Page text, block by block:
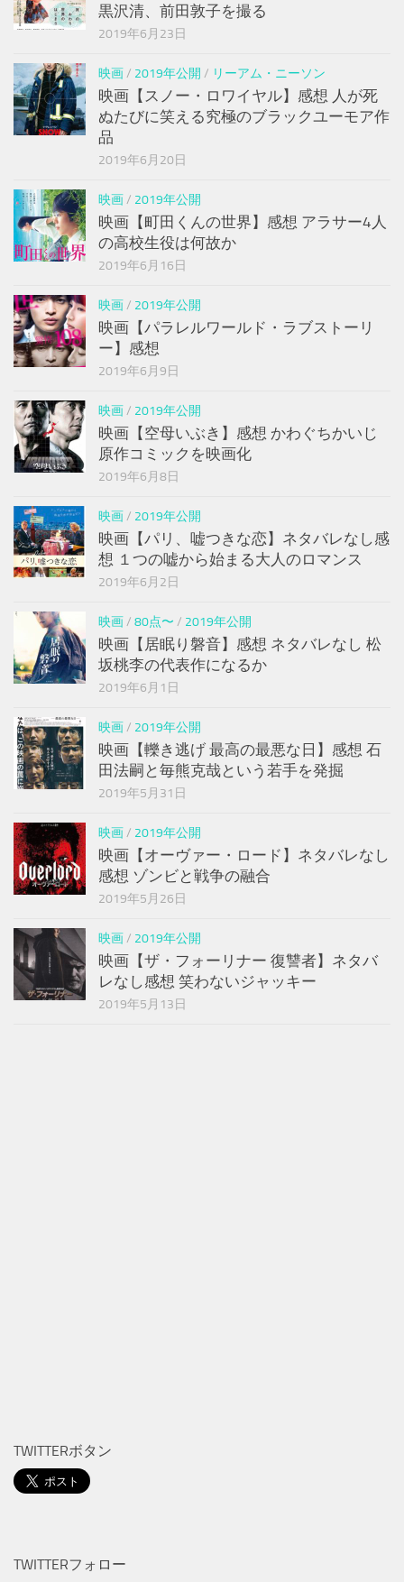
黒沢清、前田敦子を撮る
2019年6月23日
映画/ 2019年公開 / リーアム・ニーソン
映画【スノー・ロワイヤル】感想 人が死
ぬたびに笑える究極のブラックユーモア作
品
2019年6月20日
映画/ 2019年公開
映画【町田くんの世界】感想 アラサー4人
の高校生役は何故か
2019年6月16日
映画/ 2019年公開
映画【パラレルワールド・ラブストーリ
ー】感想
2019年6月9日
映画/ 2019年公開
映画【空母いぶき】感想 かわぐちかいじ
原作コミックを映画化
2019年6月8日
映画/ 2019年公開
映画【パリ、嘘つきな恋】ネタバレなし感
想 １つの嘘から始まる大人のロマンス
2019年6月2日
映画/ 80点〜 / 2019年公開
映画【居眠り磐音】感想 ネタバレなし 松
坂桃李の代表作になるか
2019年6月1日
映画/ 2019年公開
映画【轢き逃げ 最高の最悪な日】感想 石
田法嗣と毎熊克哉という若手を発掘
2019年5月31日
映画/ 2019年公開
映画【オーヴァー・ロード】ネタバレなし
感想 ゾンビと戦争の融合
2019年5月26日
映画/ 2019年公開
映画【ザ・フォーリナー 復讐者】ネタバ
レなし感想 笑わないジャッキー
2019年5月13日
TWITTERボタン
TWITTERフォロー